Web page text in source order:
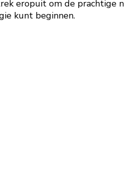
eropuit om de prachtige
kunt beginnen.